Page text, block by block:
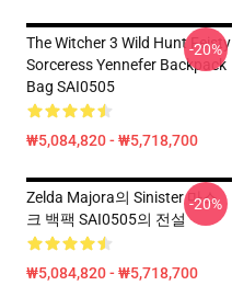
The Witcher 3 Wild Hunt Feisty
Sorceress Yennefer Backpack
Bag SAI0505
₩5,084,820 - ₩5,718,700
-20%
Zelda Majora의 Sinister 마스
크 백팩 SAI0505의 전설
₩5,084,820 - ₩5,718,700
-20%